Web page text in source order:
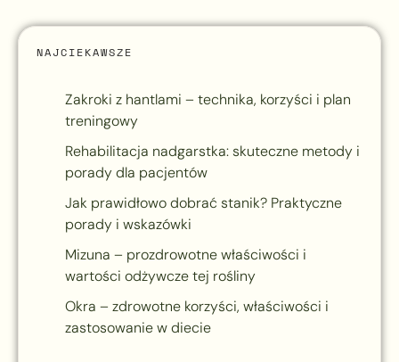
NAJCIEKAWSZE
Zakroki z hantlami – technika, korzyści i plan
treningowy
Rehabilitacja nadgarstka: skuteczne metody i
porady dla pacjentów
Jak prawidłowo dobrać stanik? Praktyczne
porady i wskazówki
Mizuna – prozdrowotne właściwości i
wartości odżywcze tej rośliny
Okra – zdrowotne korzyści, właściwości i
zastosowanie w diecie